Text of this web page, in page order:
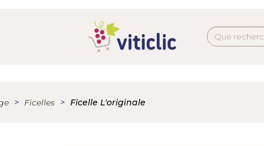
Ficelles Ficelle L'originale